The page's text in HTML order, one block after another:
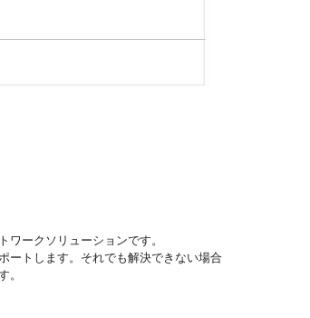
ークソリューションです。
ートします。それでも解決できない場合
。